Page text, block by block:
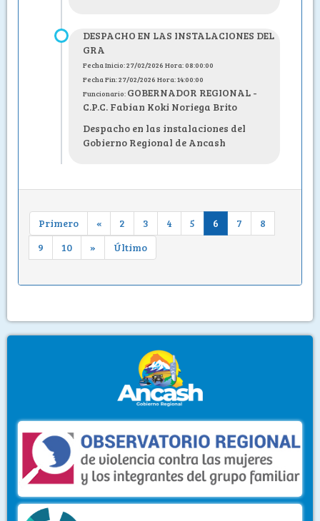
DESPACHO EN LAS INSTALACIONES DEL
GRA
Fecha Inicio: 27/02/2026 Hora: 08:00:00
Fecha Fin: 27/02/2026 Hora: 14:00:00
Funcionario: GOBERNADOR REGIONAL -
C.P.C. Fabian Koki Noriega Brito
Despacho en las instalaciones del
Gobierno Regional de Ancash
Primero « 2 3 4 5 6 7
8
9
10 » Último